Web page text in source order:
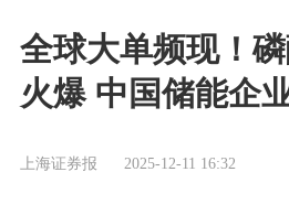
全球大单频现！
火爆 中国储能企
上海证券报 2025-12-11 16:32